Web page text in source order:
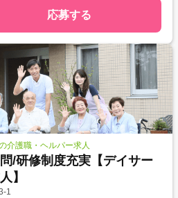
応募する
介護職・ヘルパー求人
/研修制度充実【デイサー
】
1